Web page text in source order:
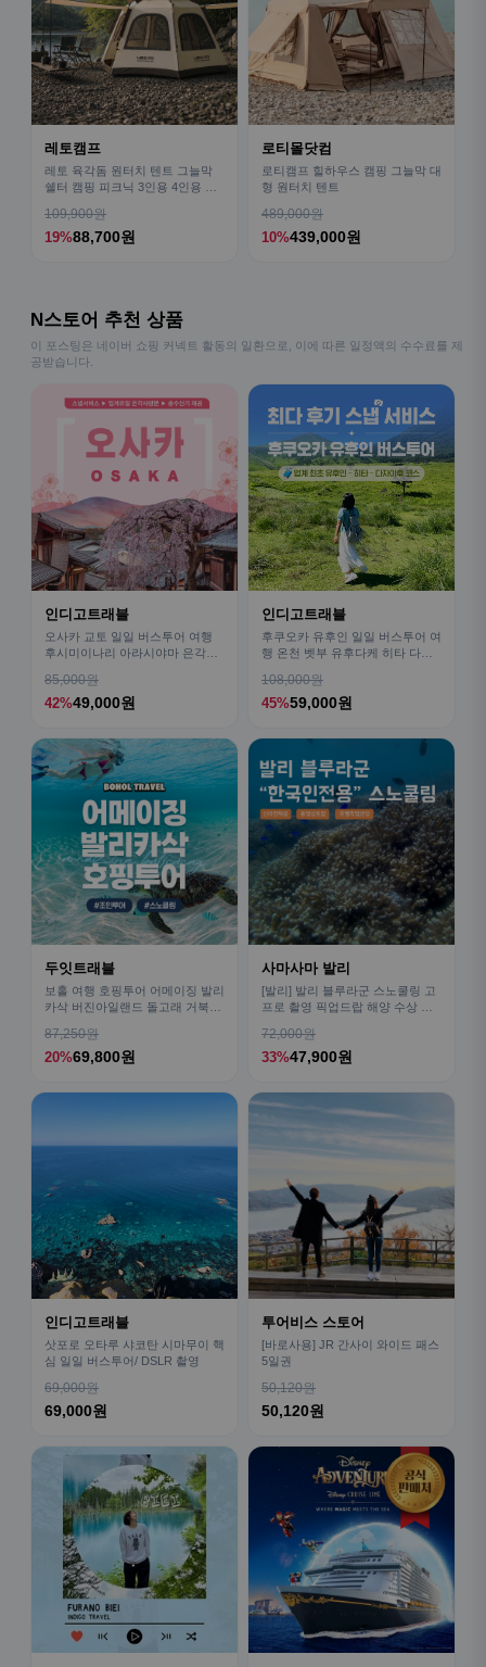
레토캠프
레토 육각돔 원터치 텐트 그늘막
쉘터 캠핑 피크닉 3인용 4인용 패
109,900원
19%88,700원
로티몰닷컴
로티캠프 힐하우스 캠핑 그늘막 대
형 원터치 텐트
489,000원
10%439,000원
N스토어 추천 상품
이 포스팅은 네이버 쇼핑 커넥트 활동의 일환으로, 이에 따른 일정액의 수수료를 제
공받습니다.
인디고트래블
오사카 교토 일일 버스투어 여행
후시미이나리 아라시야마 은각사
85,000원
42%49,000원
인디고트래블
후쿠오카 유후인 일일 버스투어 여
행 온천 벳부 유후다케 히타 다자
108,000원
45%59,000원
두잇트래블
보홀 여행 호핑투어 어메이징 발리
카삭 버진아일랜드 돌고래 거북이
87,250원
20%69,800원
사마사마 발리
[발리] 발리 블루라군 스노쿨링 고
프로 촬영 픽업드랍 해양 수상 액
72,000원
33%47,900원
인디고트래블
삿포로 오타루 샤코탄 시마무이 핵
심 일일 버스투어/ DSLR 촬영
69,000원
69,000원
투어비스 스토어
[바로사용] JR 간사이 와이드 패스
5일권
50,120원
50,120원